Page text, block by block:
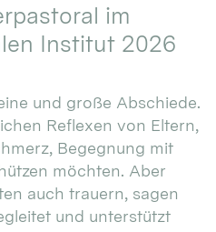
im
Institut 2026
und große Abschiede.
Reflexen von Eltern,
Begegnung mit
möchten. Aber
auch trauern, sagen
und unterstützt